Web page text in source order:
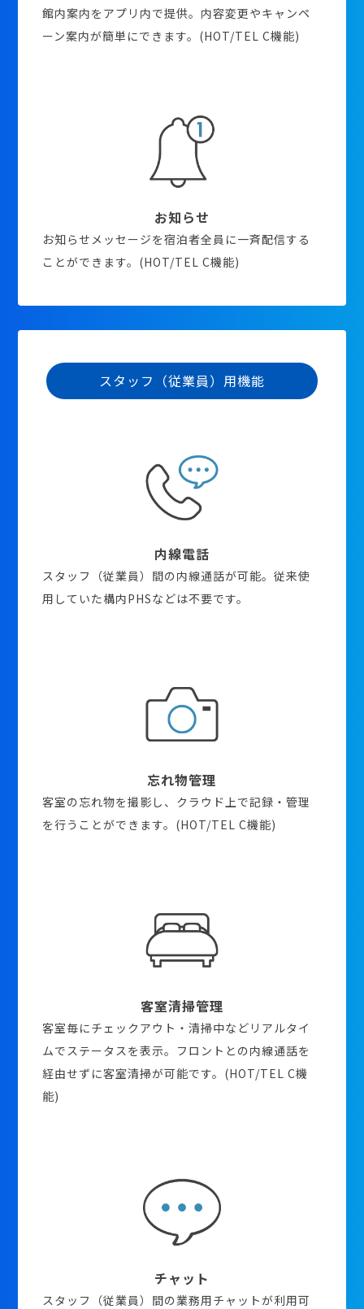
館内案内をアプリ内で提供。内容変更やキャンペ
ーン案内が簡単にできます。(HOT/TEL C機能)
お知らせ
お知らせメッセージを宿泊者全員に一斉配信する
ことができます。(HOT/TEL C機能)
スタッフ（従業員）用機能
内線電話
スタッフ（従業員）間の内線通話が可能。従来使
用していた構内PHSなどは不要です。
忘れ物管理
客室の忘れ物を撮影し、クラウド上で記録・管理
を行うことができます。(HOT/TEL C機能)
客室清掃管理
客室毎にチェックアウト・清掃中などリアルタイ
ムでステータスを表示。フロントとの内線通話を
経由せずに客室清掃が可能です。(HOT/TEL C機
能)
チャット
スタッフ（従業員）間の業務用チャットが利用可